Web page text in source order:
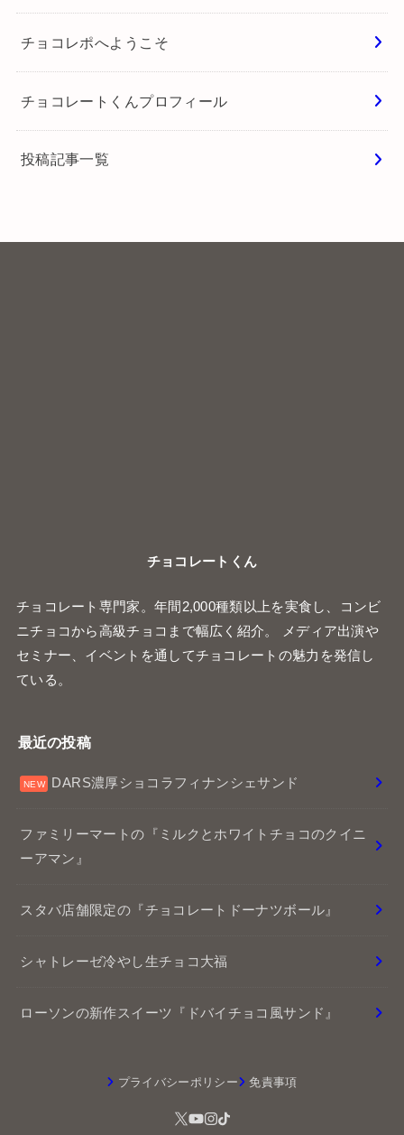
チョコレポへようこそ
チョコレートくんプロフィール
投稿記事一覧
ーアマン』
スタバ店舗限定の『チョコレートドーナツボール』
プライバシーポリシー 免責事項
© 2026チョコレートくんのチョコレポAll Rights Reserved.